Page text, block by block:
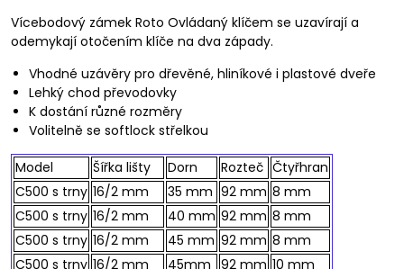
Vícebodový zámek Roto Ovládaný klíčem se uzavírají a
odemykají otočením klíče na dva západy.
Vhodné uzávěry pro dřevěné, hliníkové i plastové dveře
Lehký chod převodovky
K dostání různé rozměry
Volitelně se softlock střelkou
Model Šířka lišty Dorn Rozteč Čtyřhran
C500 s trny 16/2 mm 35 mm 92 mm 8 mm
C500 s trny 16/2 mm 40 mm 92 mm 8 mm
C500 s trny 16/2 mm 45 mm 92 mm 8 mm
C500 s trny 16/2 mm 45mm 92 mm 10 mm